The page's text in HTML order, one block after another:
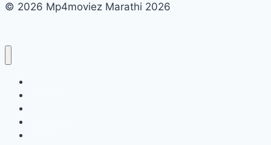
© 2026 Mp4moviez Marathi 2026